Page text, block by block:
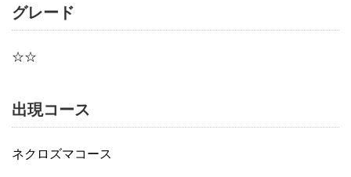
グレード
☆☆
出現コース
ネクロズマコース